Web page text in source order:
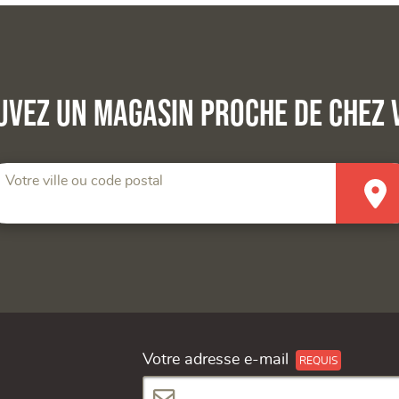
un magasin proche de chez
Votre ville ou code postal
Votre adresse e-mail